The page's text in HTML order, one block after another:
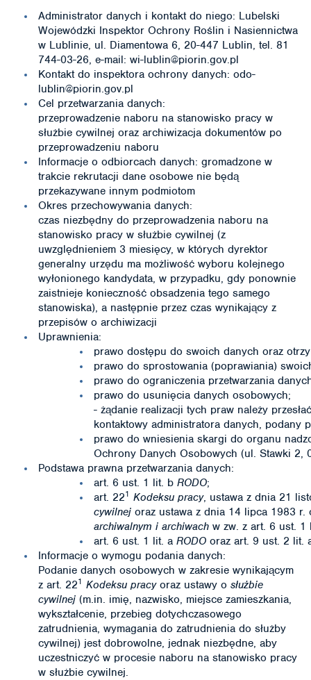
Administrator danych i kontakt do niego: Lubelski
Wojewódzki Inspektor Ochrony Roślin i Nasiennictwa
w Lublinie, ul. Diamentowa 6, 20-447 Lublin, tel. 81
744-03-26, e-mail: wi-lublin@piorin.gov.pl
Kontakt do inspektora ochrony danych: odo-
lublin@piorin.gov.pl
Cel przetwarzania danych:
przeprowadzenie naboru na stanowisko pracy w
służbie cywilnej oraz archiwizacja dokumentów po
przeprowadzeniu naboru
Informacje o odbiorcach danych: gromadzone w
trakcie rekrutacji dane osobowe nie będą
przekazywane innym podmiotom
Okres przechowywania danych:
czas niezbędny do przeprowadzenia naboru na
stanowisko pracy w służbie cywilnej (z
uwzględnieniem 3 miesięcy, w których dyrektor
generalny urzędu ma możliwość wyboru kolejnego
wyłonionego kandydata, w przypadku, gdy ponownie
zaistnieje konieczność obsadzenia tego samego
stanowiska), a następnie przez czas wynikający z
przepisów o archiwizacji
Uprawnienia:
prawo dostępu do swoich danych oraz
prawo do sprostowania (poprawiania)
prawo do ograniczenia przetwarzania
prawo do usunięcia danych osobowych;
- żądanie realizacji tych praw należy
kontaktowy administratora danych, podany
prawo do wniesienia skargi do organu
Ochrony Danych Osobowych (ul. Stawki 2,
Podstawa prawna przetwarzania danych:
art. 6 ust. 1 lit. b RODO;
art. 221 Kodeksu pracy, ustawa z dnia 21
cywilnej oraz ustawa z dnia 14 lipca 1983
archiwalnym i archiwach w zw. z art. 6 ust.
art. 6 ust. 1 lit. a RODO oraz art. 9 ust. 2 lit.
Informacje o wymogu podania danych:
Podanie danych osobowych w zakresie wynikającym
z art. 221 Kodeksu pracyoraz ustawy o służbie
cywilnej (m.in. imię, nazwisko, miejsce zamieszkania,
wykształcenie, przebieg dotychczasowego
zatrudnienia, wymagania do zatrudnienia do służby
cywilnej) jest dobrowolne, jednak niezbędne, aby
uczestniczyć w procesie naboru na stanowisko pracy
w służbie cywilnej.